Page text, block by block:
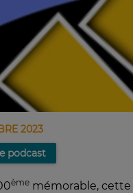
2023
podcast
ème mémorable,